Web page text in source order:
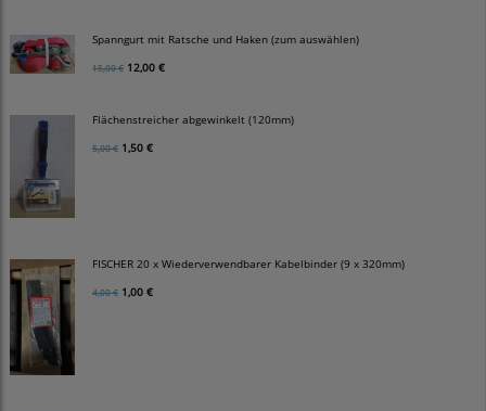
Spanngurt mit Ratsche und Haken (zum auswählen)
15,00 € 12,00 €
Flächenstreicher abgewinkelt (120mm)
5,00 € 1,50 €
FISCHER 20 x Wiederverwendbarer Kabelbinder (9 x 320mm)
4,00 € 1,00 €